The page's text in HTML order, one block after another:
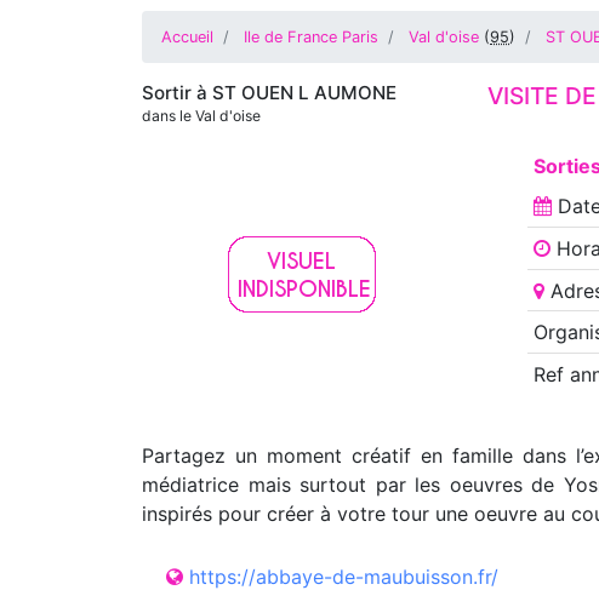
Accueil Ile de France Paris Val d'oise (95) ST
Sortir à ST OUEN L AUMONE
dans le Val d'oise
VISITE
Ref
Partagez un moment créatif en famille dans
médiatrice mais surtout par les oeuvres de
inspirés pour créer à votre tour une oeuvre au
https://abbaye-de-maubuisson.fr/